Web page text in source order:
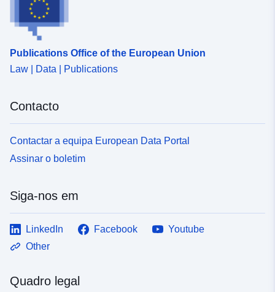
Publications Office of the European Union
Law | Data | Publications
Contacto
Contactar a equipa European Data Portal
Assinar o boletim
Siga-nos em
LinkedIn Facebook
Youtube
Other
Quadro legal